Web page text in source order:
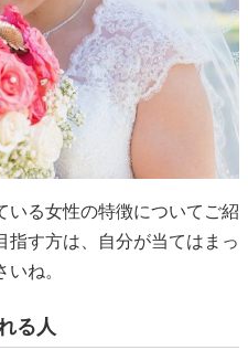
いる女性の特徴についてご紹
す方は、自分が当てはまっ
ね。
る人